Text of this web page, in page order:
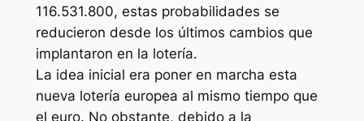
116.531.800, estas probabilidades se
reducieron desde los últimos cambios que
implantaron en la lotería.
La idea inicial era poner en marcha esta
nueva lotería europea al mismo tiempo que
el euro. No obstante, debido a la